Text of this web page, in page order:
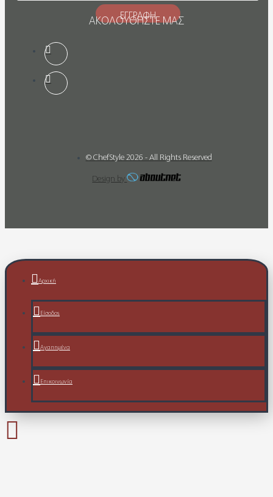
ΕΓΓΡΑΦΗ
ΑΚΟΛΟΥΘΗΣΤΕ ΜΑΣ
© ChefStyle 2026 - All Rights Reserved
Design by
Αρχική
Είσοδος
Αγαπημένα
Επικοινωνία